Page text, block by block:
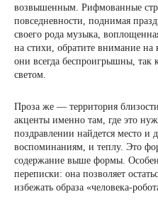
возвышенным. Рифмованные
повседневности, поднимая
своего рода музыка,
на стихи, обратите внимание
они всегда беспроигрышны, так
светом.
Проза же — территория
акценты именно там, где это
поздравлении найдется место
воспоминаниям, и теплу. Это
содержание выше формы.
переписки: она позволяет
избежать образа «человека-